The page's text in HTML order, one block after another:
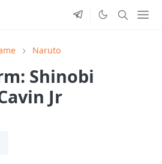
Naruto
Shinobi
Jr